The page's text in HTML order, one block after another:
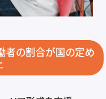
者の割合が国の定め